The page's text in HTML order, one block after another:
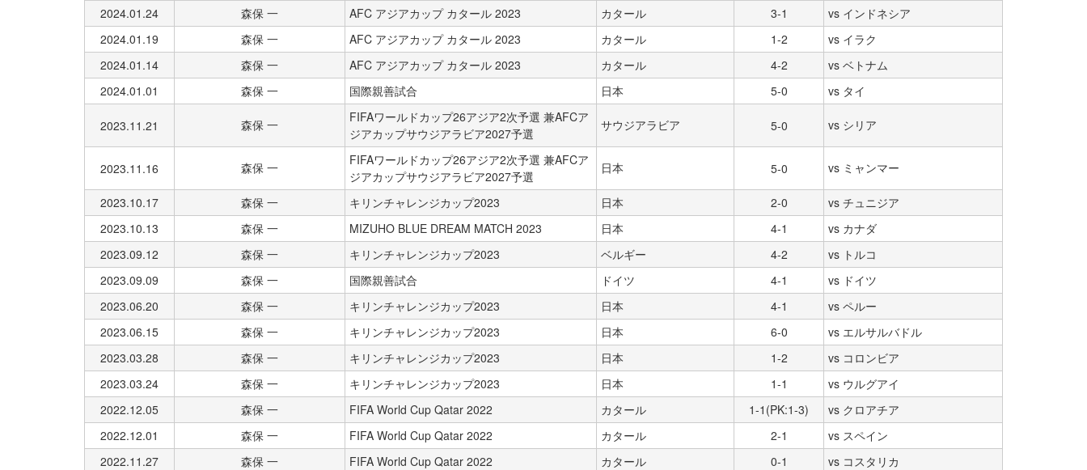
2024.01.24
森保 一 AFC アジアカップ カタール 2023 カタール 3-1
vs インドネシア
2024.01.19
森保 一 AFC アジアカップ カタール 2023 カタール 1-2
vs イラク
2024.01.14
森保 一 AFC アジアカップ カタール 2023 カタール 4-2
vs ベトナム
2024.01.01
森保 一 国際親善試合 日本 5-0 vs タイ
2023.11.21 森保 一
FIFAワールドカップ26アジア2次予選 兼AFCア
ジアカップサウジアラビア2027予選
サウジアラビア 5-0 vs シリア
2023.11.16 森保 一
FIFAワールドカップ26アジア2次予選 兼AFCア
ジアカップサウジアラビア2027予選
日本 5-0 vs ミャンマー
2023.10.17 森保 一 キリンチャレンジカップ2023 日本 2-0
vs チュニジア
2023.10.13
森保 一 MIZUHO BLUE DREAM MATCH 2023 日本 4-1
vs カナダ
2023.09.12
森保 一 キリンチャレンジカップ2023 ベルギー 4-2
vs トルコ
2023.09.09
森保 一 国際親善試合 ドイツ 4-1
vs ドイツ
2023.06.20
森保 一 キリンチャレンジカップ2023 日本 4-1
vs ペルー
2023.06.15
森保 一 キリンチャレンジカップ2023 日本 6-0
vs エルサルバドル
2023.03.28
森保 一 キリンチャレンジカップ2023 日本 1-2
vs コロンビア
2023.03.24
森保 一 キリンチャレンジカップ2023 日本 1-1
vs ウルグアイ
2022.12.05
森保 一 FIFA World Cup Qatar 2022 カタール 1-1(PK:1-3)
vs クロアチア
2022.12.01
森保 一 FIFA World Cup Qatar 2022 カタール 2-1
vs スペイン
2022.11.27
森保 一 FIFA World Cup Qatar 2022 カタール 0-1
vs コスタリカ